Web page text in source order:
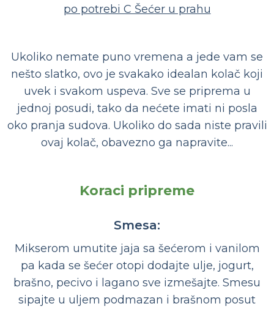
po potrebi C Šećer u prahu
Ukoliko nemate puno vremena a jede vam se
nešto slatko, ovo je svakako idealan kolač koji
uvek i svakom uspeva. Sve se priprema u
jednoj posudi, tako da nećete imati ni posla
oko pranja sudova. Ukoliko do sada niste pravili
ovaj kolač, obavezno ga napravite...
Koraci pripreme
Smesa:
Mikserom umutite jaja sa šećerom i vanilom
pa kada se šećer otopi dodajte ulje, jogurt,
brašno, pecivo i lagano sve izmešajte. Smesu
sipajte u uljem podmazan i brašnom posut